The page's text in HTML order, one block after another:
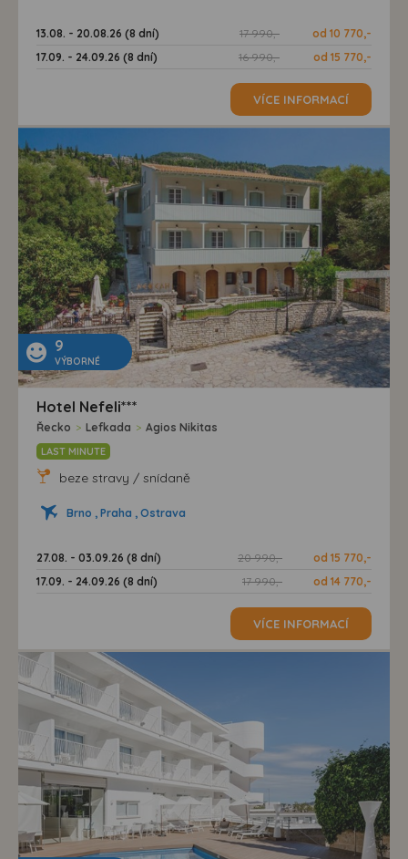
13.08. - 20.08.26 (8 dní) 17 990,-
od 10 770,-
17.09. - 24.09.26 (8 dní)
16 990,- od 15 770,-
VÍCE INFORMACÍ
9
VÝBORNÉ
Hotel Nefeli***
Řecko > Lefkada > Agios Nikitas
LAST MINUTE
beze stravy / snídaně
Brno , Praha , Ostrava
27.08. - 03.09.26 (8 dní) 20 990,-
od 15 770,-
17.09. - 24.09.26 (8 dní)
17 990,- od 14 770,-
VÍCE INFORMACÍ